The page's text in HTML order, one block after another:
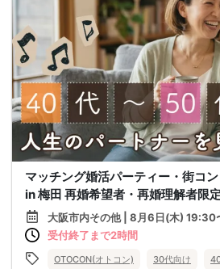
マッチング婚活パーティー・街コ
in 梅田 再婚希望者・再婚理解者限
大阪市内その他 | 8月6日(木) 19:30
受付終了まで2時間
OTOCON(オトコン) 30代向け